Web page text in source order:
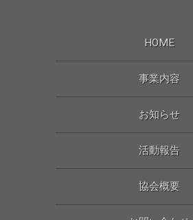
HOME
事業内容
お知らせ
活動報告
協会概要